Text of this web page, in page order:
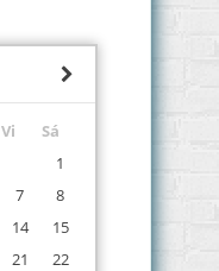
Vi
Sá
1
7
8
14
15
21
22